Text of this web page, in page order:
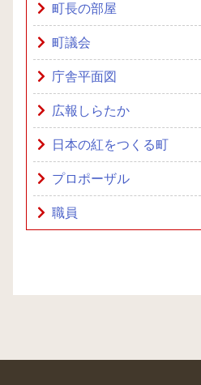
町長の部屋
町議会
庁舎平面図
広報しらたか
日本の紅をつくる町
プロポーザル
職員